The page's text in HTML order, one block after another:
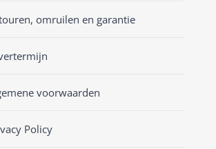
omruilen en garantie
voorwaarden
Policy